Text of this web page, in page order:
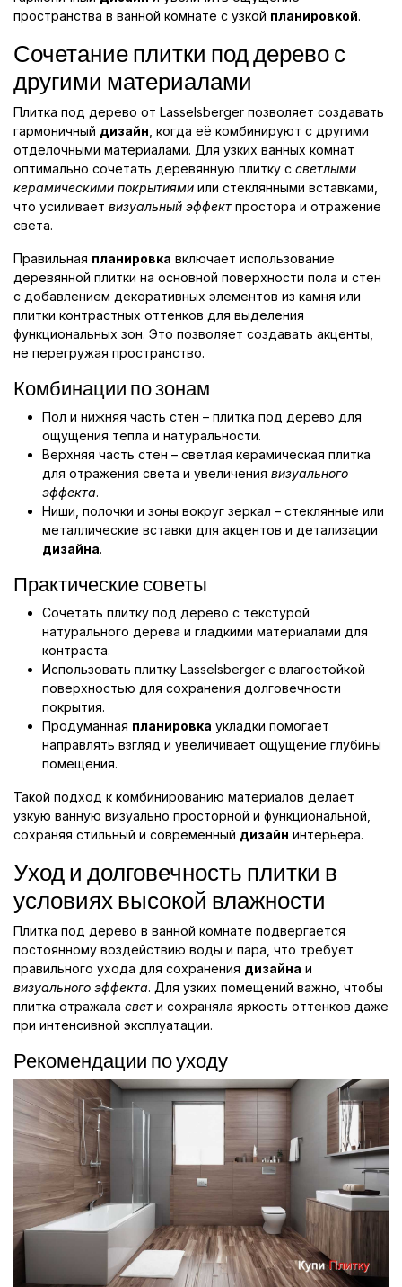
пространства в ванной комнате с узкой планировкой.
Сочетание плитки под дерево с
другими материалами
Плитка под дерево от Lasselsberger позволяет создавать
гармоничный дизайн , когда её комбинируют с другими
отделочными материалами. Для узких ванных комнат
оптимально сочетать деревянную плитку с светлыми
керамическими покрытиями или стеклянными вставками,
что усиливает визуальный эффект простора и отражение
света.
Правильная планировка включает использование
деревянной плитки на основной поверхности пола и стен
с добавлением декоративных элементов из камня или
плитки контрастных оттенков для выделения
функциональных зон. Это позволяет создавать акценты,
не перегружая пространство.
Комбинации по зонам
Пол и нижняя часть стен – плитка под дерево для
ощущения тепла и натуральности.
Верхняя часть стен – светлая керамическая плитка
для отражения света и увеличения визуального
эффекта.
Ниши, полочки и зоны вокруг зеркал – стеклянные или
металлические вставки для акцентов и детализации
дизайна.
Практические советы
Сочетать плитку под дерево с текстурой
натурального дерева и гладкими материалами для
контраста.
Использовать плитку Lasselsberger с влагостойкой
поверхностью для сохранения долговечности
покрытия.
Продуманная планировка укладки помогает
направлять взгляд и увеличивает ощущение глубины
помещения.
Такой подход к комбинированию материалов делает
узкую ванную визуально просторной и функциональной,
сохраняя стильный и современный дизайн интерьера.
Уход и долговечность плитки в
условиях высокой влажности
Плитка под дерево в ванной комнате подвергается
постоянному воздействию воды и пара, что требует
правильного ухода для сохранения дизайна и
визуального эффекта. Для узких помещений важно, чтобы
плитка отражала свет и сохраняла яркость оттенков даже
при интенсивной эксплуатации.
Рекомендации по уходу